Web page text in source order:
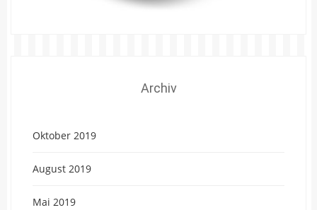
Archiv
Oktober 2019
August 2019
Mai 2019